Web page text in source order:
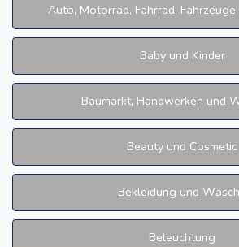
Auto, Motorrad, Fahrrad,
Baby und Kinder
Baumarkt, Handwerken und
Beauty und Cosmetic
Bekleidung und
Beleuchtung